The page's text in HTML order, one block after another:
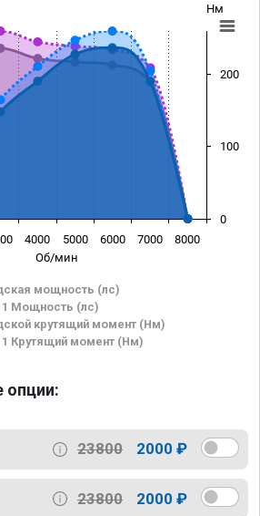
Об/мин
Нм
мощность (лс)
1 Мощность (лс)
крутящий момент (Нм)
1 Крутящий момент (Нм)
4000 5000 6000 7000 8000
0
100
200
опции:
23800 2000 ₽
23800 2000 ₽